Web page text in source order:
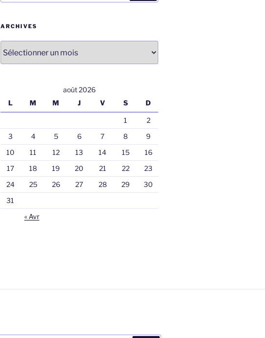
:
ARCHIVES
août 2026
L
M M J V S D
1
2
3
4 5 6 7 8
9
10
11 12 13 14 15
16
17
18 19 20 21 22
23
24
25 26 27 28 29
30
31
« Avr